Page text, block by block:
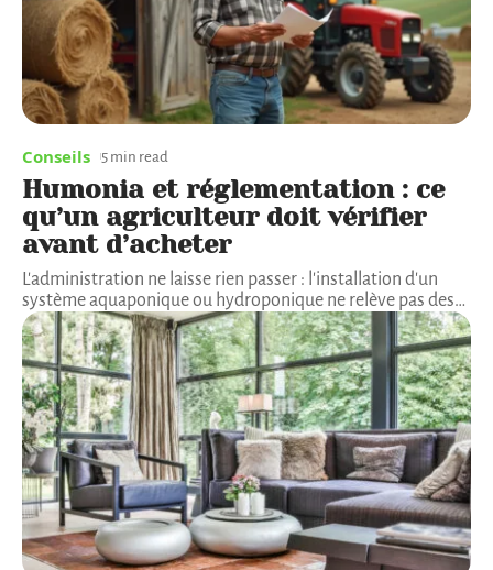
Conseils 5 min read
Humonia et réglementation : ce
qu’un agriculteur doit vérifier
avant d’acheter
L'administration ne laisse rien passer : l'installation d'un
système aquaponique ou hydroponique ne relève pas des…